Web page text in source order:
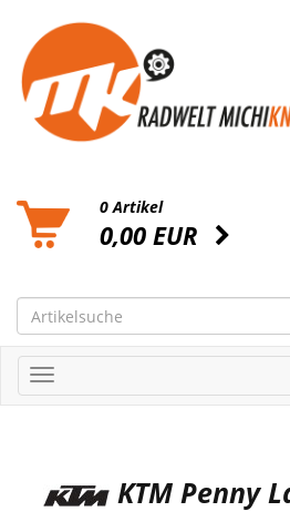
0 Artikel
0,00 EUR
KTM Penny